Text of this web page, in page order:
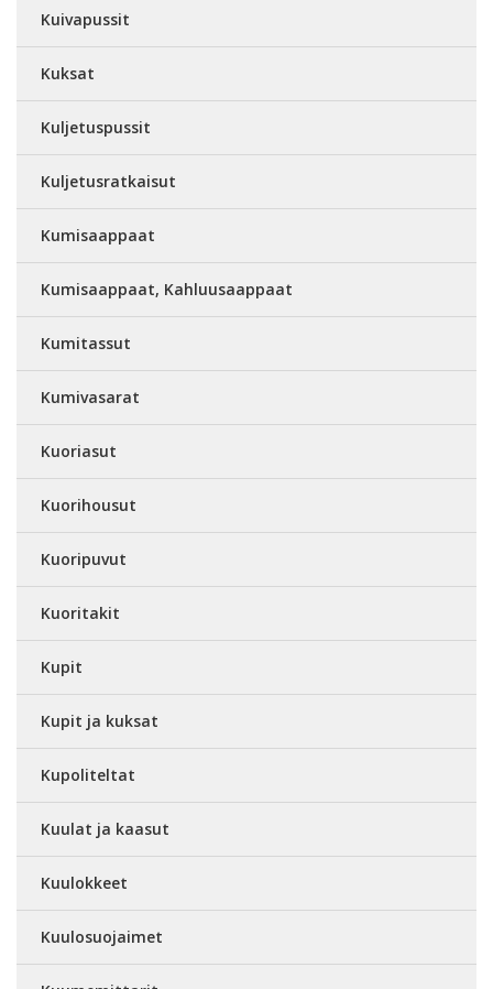
Kuivapussit
Kuksat
Kuljetuspussit
Kuljetusratkaisut
Kumisaappaat
Kumisaappaat, Kahluusaappaat
Kumitassut
Kumivasarat
Kuoriasut
Kuorihousut
Kuoripuvut
Kuoritakit
Kupit
Kupit ja kuksat
Kupoliteltat
Kuulat ja kaasut
Kuulokkeet
Kuulosuojaimet